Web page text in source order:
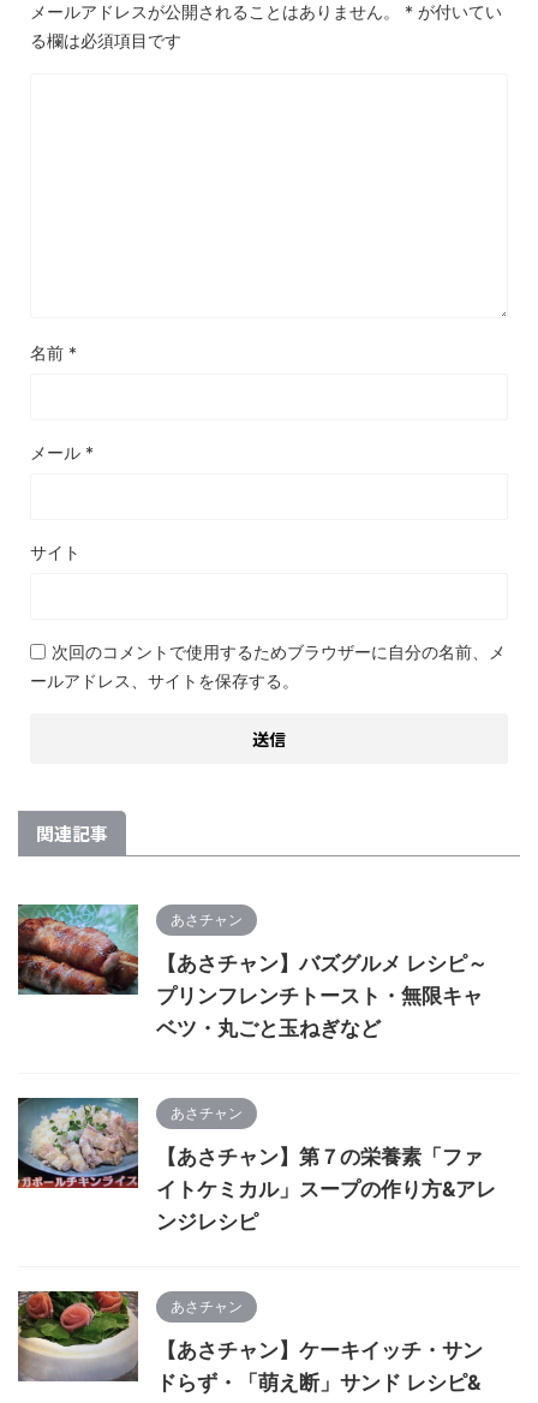
メールアドレスが公開されることはありません。 * が付いてい
る欄は必須項目です
名前 *
メール *
サイト
次回のコメントで使用するためブラウザーに自分の名前、メ
ールアドレス、サイトを保存する。
関連記事
あさチャン
【あさチャン】バズグルメ レシピ～
プリンフレンチトースト・無限キャ
ベツ・丸ごと玉ねぎなど
あさチャン
【あさチャン】第７の栄養素「ファ
イトケミカル」スープの作り方&アレ
ンジレシピ
あさチャン
【あさチャン】ケーキイッチ・サン
ドらず・「萌え断」サンド レシピ&